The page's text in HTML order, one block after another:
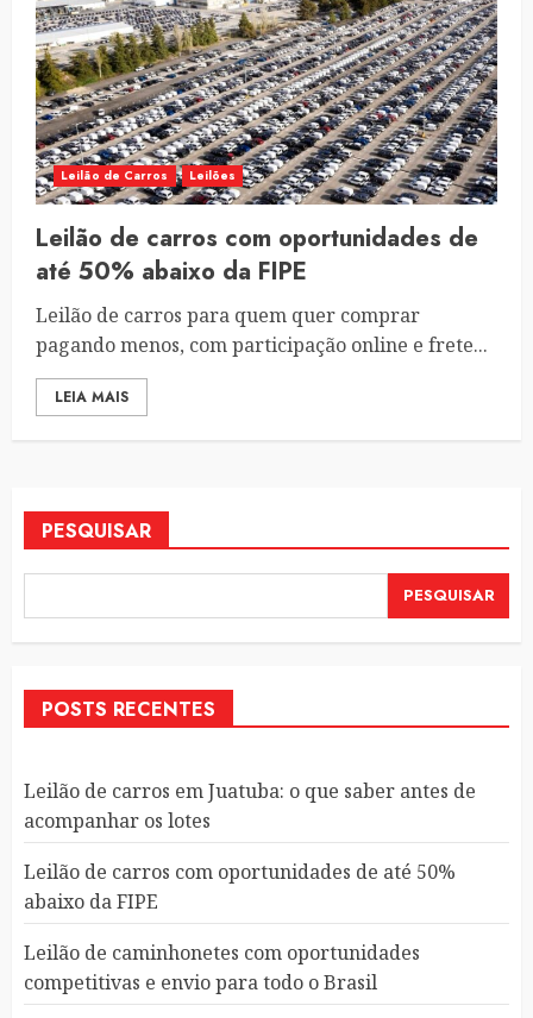
Leilão de Carros Leilões
Leilão de carros com oportunidades de
até 50% abaixo da FIPE
Leilão de carros para quem quer comprar
pagando menos, com participação online e frete...
LEIA MAIS
PESQUISAR
PESQUISAR
POSTS RECENTES
Leilão de carros em Juatuba: o que saber antes de
acompanhar os lotes
Leilão de carros com oportunidades de até 50%
abaixo da FIPE
Leilão de caminhonetes com oportunidades
competitivas e envio para todo o Brasil